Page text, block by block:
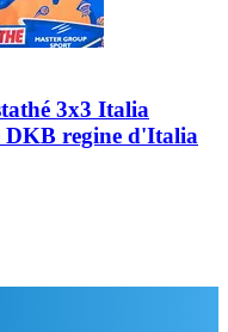
3x3 Italia
DKB regine d'Italia